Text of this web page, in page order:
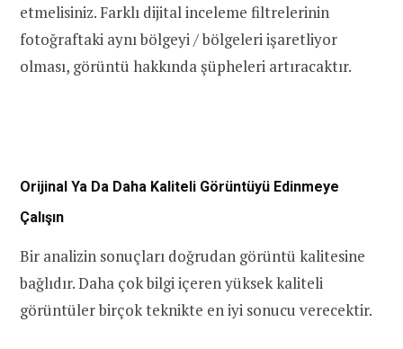
etmelisiniz. Farklı dijital inceleme filtrelerinin
fotoğraftaki aynı bölgeyi / bölgeleri işaretliyor
olması, görüntü hakkında şüpheleri artıracaktır.
Orijinal Ya Da Daha Kaliteli Görüntüyü Edinmeye
Çalışın
Bir analizin sonuçları doğrudan görüntü kalitesine
bağlıdır. Daha çok bilgi içeren yüksek kaliteli
görüntüler birçok teknikte en iyi sonucu verecektir.